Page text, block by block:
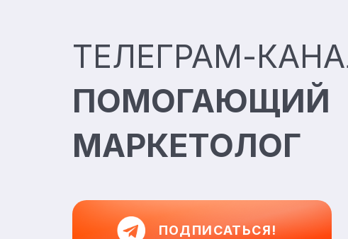
ТЕЛЕГРАМ-
ПОМОГАЮЩИЙ
МАРКЕТОЛОГ
ПОДПИСАТЬСЯ!